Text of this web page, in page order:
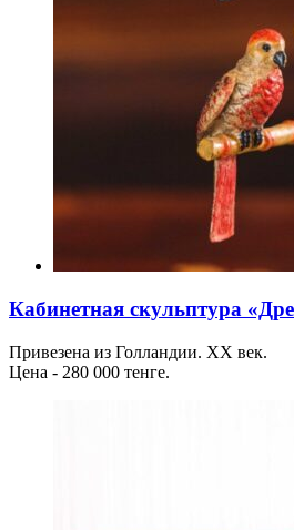
Кабинетная скульптура
Привезена из Голландии. ХХ век.
Цена - 280 000 тенге.